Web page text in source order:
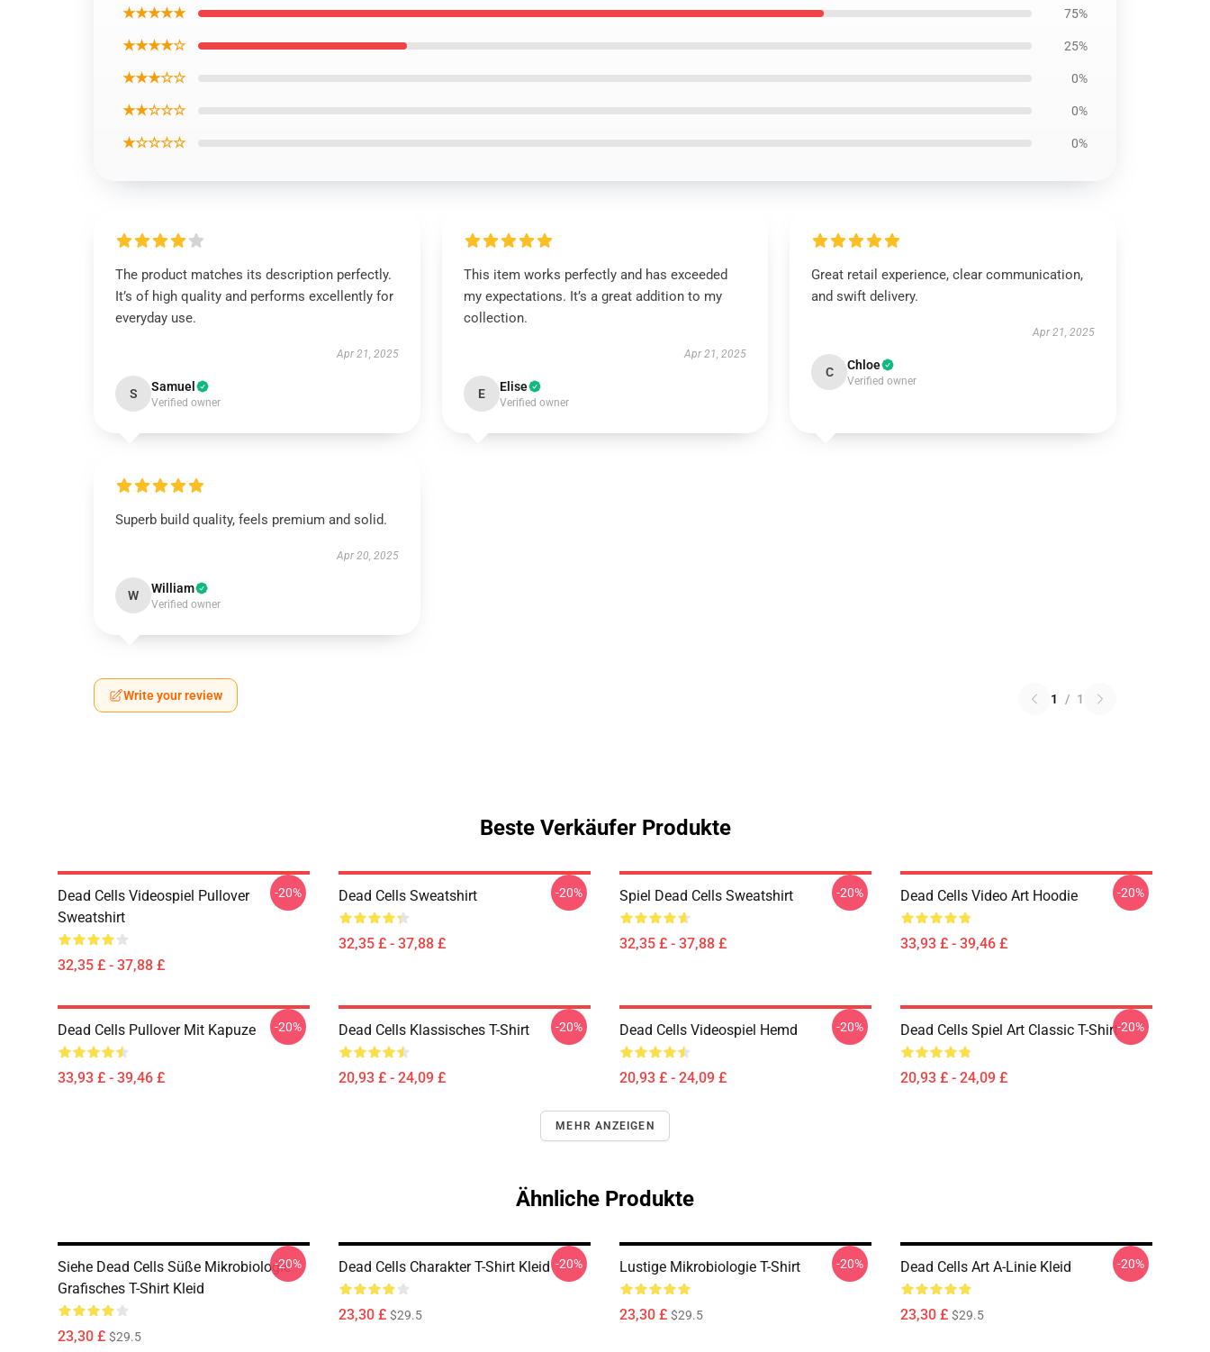
★★★★★ 75%
★★★★☆ 25%
★★★☆☆ 0%
★★☆☆☆ 0%
★☆☆☆☆ 0%
The product matches its description perfectly.
It’s of high quality and performs excellently for
everyday use.
Apr 21, 2025
S Samuel
Verified owner
This item works perfectly and has exceeded
my expectations. It’s a great addition to my
collection.
Apr 21, 2025
E Elise
Verified owner
Great retail experience, clear communication,
and swift delivery.
Apr 21, 2025
C Chloe
Verified owner
Superb build quality, feels premium and solid.
Apr 20, 2025
W William
Verified owner
Write your review 1 / 1
Beste Verkäufer Produkte
Dead Cells Videospiel Pullover
Sweatshirt
32,35 £ - 37,88 £
-20% Dead Cells Sweatshirt
32,35 £ - 37,88 £
-20% Spiel Dead Cells Sweatshirt
32,35 £ - 37,88 £
-20% Dead Cells Video Art Hoodie
33,93 £ - 39,46 £
-20%
Dead Cells Pullover Mit Kapuze
33,93 £ - 39,46 £
-20% Dead Cells Klassisches T-Shirt
20,93 £ - 24,09 £
-20% Dead Cells Videospiel Hemd
20,93 £ - 24,09 £
-20% Dead Cells Spiel Art Classic T-Shirt
20,93 £ - 24,09 £
-20%
MEHR ANZEIGEN
Ähnliche Produkte
Siehe Dead Cells Süße Mikrobiologie
Grafisches T-Shirt Kleid
23,30 £ $29.5
-20% Dead Cells Charakter T-Shirt Kleid
23,30 £ $29.5
-20% Lustige Mikrobiologie T-Shirt
23,30 £ $29.5
-20% Dead Cells Art A-Linie Kleid
23,30 £ $29.5
-20%